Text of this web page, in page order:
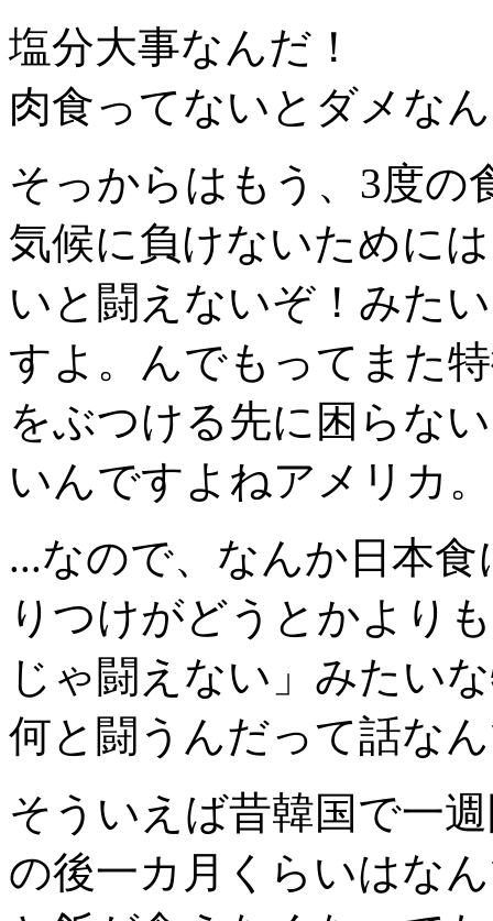
塩分大事なんだ！
肉食ってないとダメな
そっからはもう、3度の
気候に負けないために
いと闘えないぞ！みた
すよ。んでもってまた
をぶつける先に困らな
いんですよねアメリカ。
...なので、なんか日本
りつけがどうとかより
じゃ闘えない」みたい
何と闘うんだって話な
そういえば昔韓国で一
の後一カ月くらいはな